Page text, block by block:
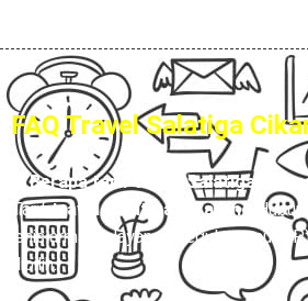
FAQ Travel Salatiga
1. Berapa tarif travel Salatiga
Tariftravel Salatiga Cikarang
jenis armada, layanan (reguler atau
dipilih.